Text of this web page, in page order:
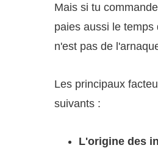
Mais si tu
paies aussi le
n'est pas de
Les principaux
suivants :
L'origine des